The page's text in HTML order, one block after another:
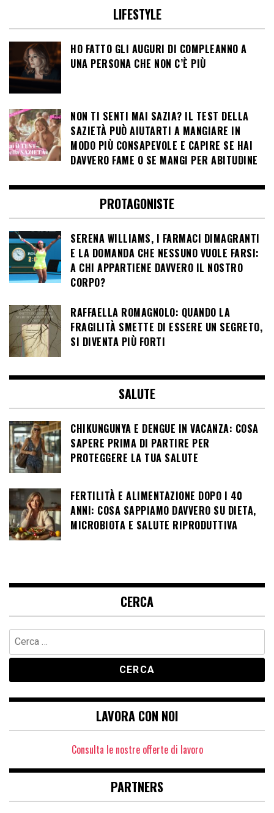
LIFESTYLE
HO FATTO GLI AUGURI DI COMPLEANNO A
UNA PERSONA CHE NON C’È PIÙ
NON TI SENTI MAI SAZIA? IL TEST DELLA
SAZIETÀ PUÒ AIUTARTI A MANGIARE IN
MODO PIÙ CONSAPEVOLE E CAPIRE SE HAI
DAVVERO FAME O SE MANGI PER ABITUDINE
PROTAGONISTE
SERENA WILLIAMS, I FARMACI DIMAGRANTI
E LA DOMANDA CHE NESSUNO VUOLE FARSI:
A CHI APPARTIENE DAVVERO IL NOSTRO
CORPO?
RAFFAELLA ROMAGNOLO: QUANDO LA
FRAGILITÀ SMETTE DI ESSERE UN SEGRETO,
SI DIVENTA PIÙ FORTI
SALUTE
CHIKUNGUNYA E DENGUE IN VACANZA: COSA
SAPERE PRIMA DI PARTIRE PER
PROTEGGERE LA TUA SALUTE
FERTILITÀ E ALIMENTAZIONE DOPO I 40
ANNI: COSA SAPPIAMO DAVVERO SU DIETA,
MICROBIOTA E SALUTE RIPRODUTTIVA
CERCA
Ricerca
per:
LAVORA CON NOI
Consulta le nostre offerte di lavoro
PARTNERS